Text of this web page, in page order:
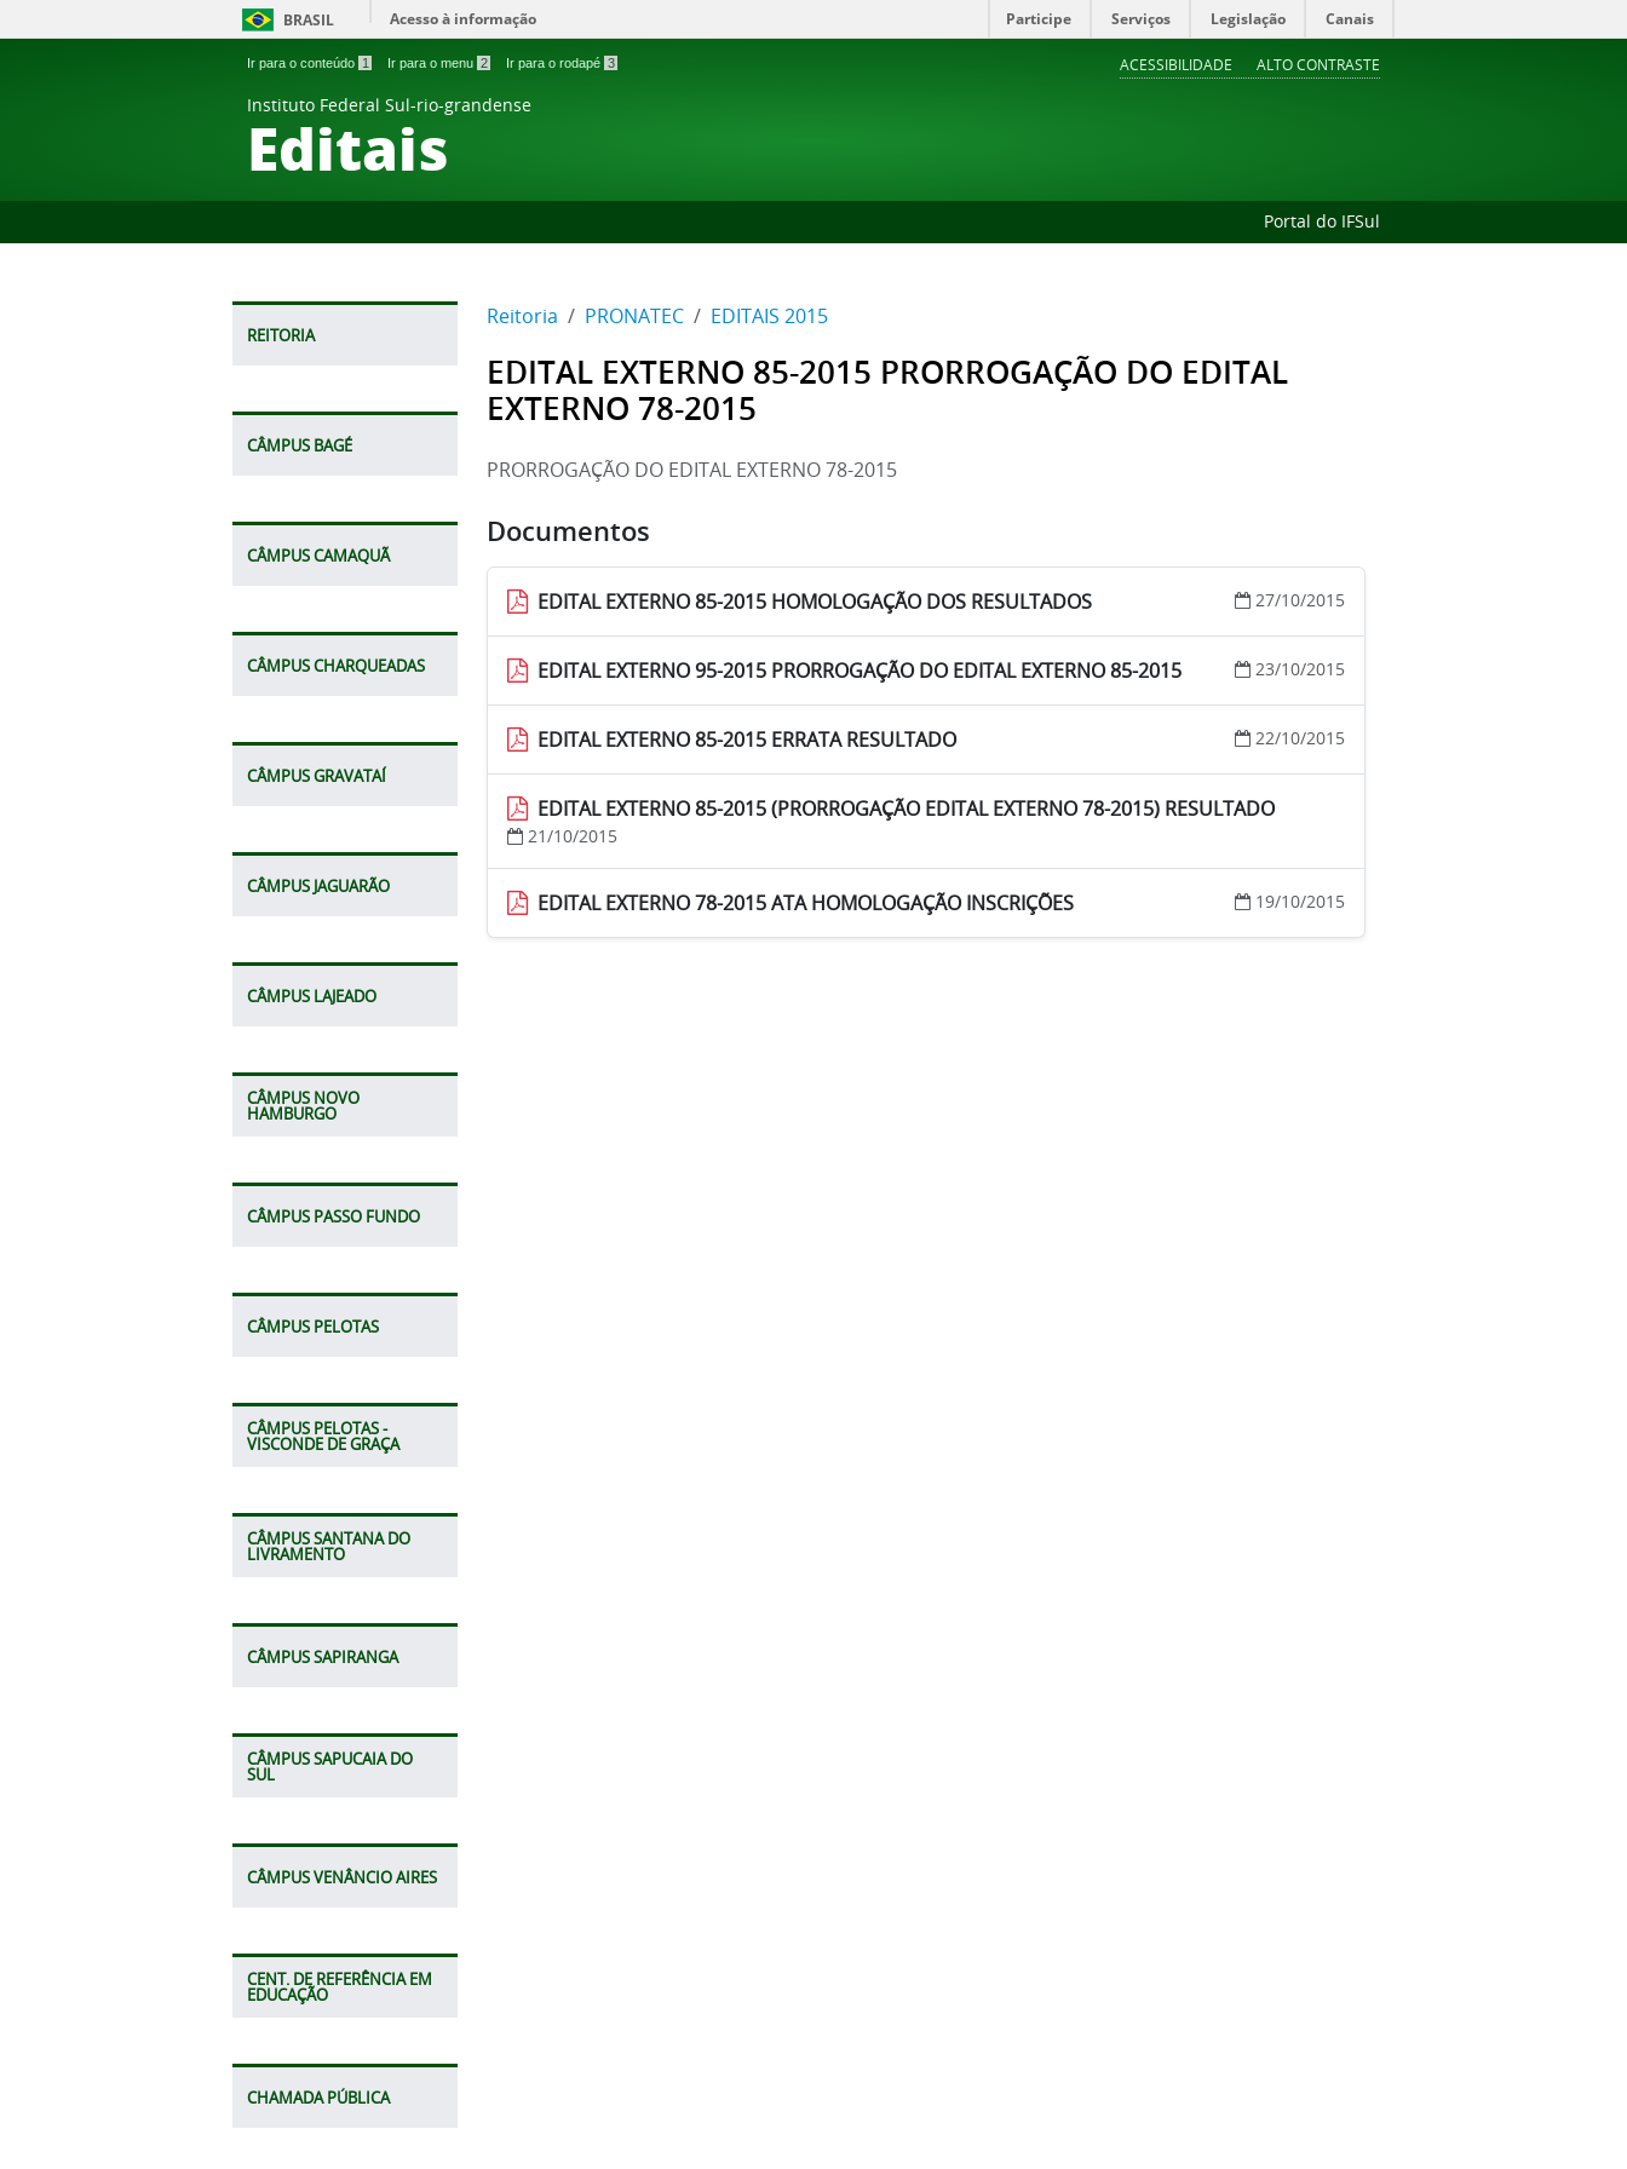
BRASIL Acesso à informação Participe Serviços Legislação Canais
Ir para o conteúdo 1 Ir para o menu 2 Ir para o rodapé 3 ACESSIBILIDADE ALTO CONTRASTE
Instituto Federal Sul-rio-grandense
Editais
Portal do IFSul
REITORIA
CÂMPUS BAGÉ
CÂMPUS CAMAQUÃ
CÂMPUS CHARQUEADAS
CÂMPUS GRAVATAÍ
CÂMPUS JAGUARÃO
CÂMPUS LAJEADO
CÂMPUS NOVO
HAMBURGO
CÂMPUS PASSO FUNDO
CÂMPUS PELOTAS
CÂMPUS PELOTAS -
VISCONDE DE GRAÇA
CÂMPUS SANTANA DO
LIVRAMENTO
CÂMPUS SAPIRANGA
CÂMPUS SAPUCAIA DO
SUL
CÂMPUS VENÂNCIO AIRES
CENT. DE REFERÊNCIA EM
EDUCAÇÃO
CHAMADA PÚBLICA
Reitoria PRONATEC EDITAIS 2015
EDITAL EXTERNO 85-2015 PRORROGAÇÃO DO EDITAL
EXTERNO 78-2015
PRORROGAÇÃO DO EDITAL EXTERNO 78-2015
Documentos
EDITAL EXTERNO 85-2015 HOMOLOGAÇÃO DOS RESULTADOS 27/10/2015
EDITAL EXTERNO 95-2015 PRORROGAÇÃO DO EDITAL EXTERNO 85-2015 23/10/2015
EDITAL EXTERNO 85-2015 ERRATA RESULTADO 22/10/2015
EDITAL EXTERNO 85-2015 (PRORROGAÇÃO EDITAL EXTERNO 78-2015) RESULTADO
21/10/2015
EDITAL EXTERNO 78-2015 ATA HOMOLOGAÇÃO INSCRIÇÕES 19/10/2015